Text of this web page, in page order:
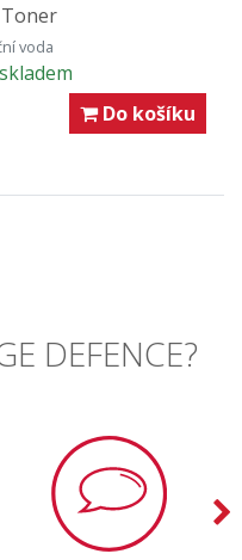
voda
Do košíku
DEFENCE?